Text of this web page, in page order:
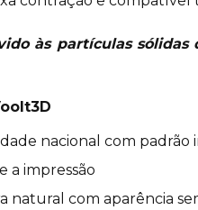
às partículas
nacional com padrão
a impressão
natural com aparência